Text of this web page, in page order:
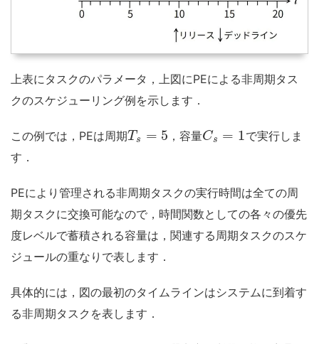
上表にタスクのパラメータ，上図にPEによる非周期タス
クのスケジューリング例を示します．
この例では，PEは周期T s = 5 ，容量Cs = 1で実行しま
す．
PEにより管理される非周期タスクの実行時間は全ての周
期タスクに交換可能なので，時間関数としての各々の優先
度レベルで蓄積される容量は，関連する周期タスクのスケ
ジュールの重なりで表します．
具体的には，図の最初のタイムラインはシステムに到着す
る非周期タスクを表します．